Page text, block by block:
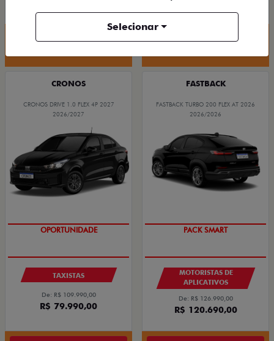
Quero agora! Quero agora!
CRONOS
CRONOS DRIVE 1.0 FLEX 4P 2027
2026/2027
OPORTUNIDADE
TAXISTAS
De: R$ 109.990,00
R$ 79.990,00
FASTBACK
FASTBACK TURBO 200 FLEX AT 2026
2026/2026
PACK SMART
MOTORISTAS DE
APLICATIVOS
De: R$ 126.990,00
R$ 120.690,00
Selecionar